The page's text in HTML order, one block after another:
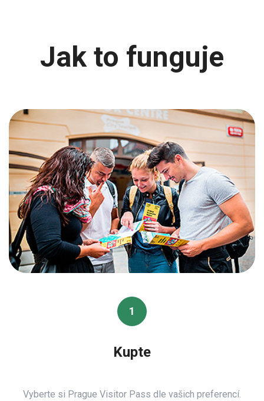
Jak to funguje
1
Kupte
Vyberte si Prague Visitor Pass dle vašich preferencí.